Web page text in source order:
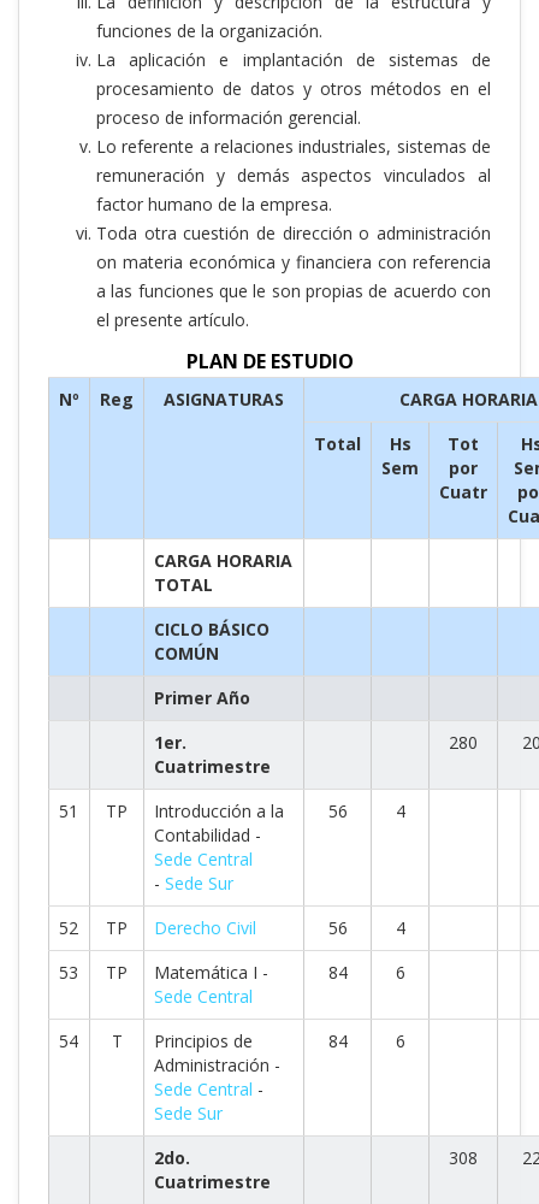
funciones de la organización.
La aplicación e implantación de sistemas de
procesamiento de datos y otros métodos en el
proceso de información gerencial.
Lo referente a relaciones industriales, sistemas de
remuneración y demás aspectos vinculados al
factor humano de la empresa.
Toda otra cuestión de dirección o administración
on materia económica y financiera con referencia
a las funciones que le son propias de acuerdo con
el presente artículo.
PLAN DE ESTUDIO
Nº Reg ASIGNATURAS
CARGA HORARIA
Total
Hs
Sem
Tot
por
Cuatr
CARGA HORARIA
TOTAL
CICLO BÁSICO
COMÚN
Primer Año
1er.
Cuatrimestre
280
51 TP
Introducción a la
Contabilidad -
Sede Central
- Sede Sur
56 4
52 TP Derecho Civil 56
4
53
TP
Matemática I -
Sede Central
84 6
54 T
Principios de
Administración -
Sede Central -
Sede Sur
84 6
2do.
Cuatrimestre
308